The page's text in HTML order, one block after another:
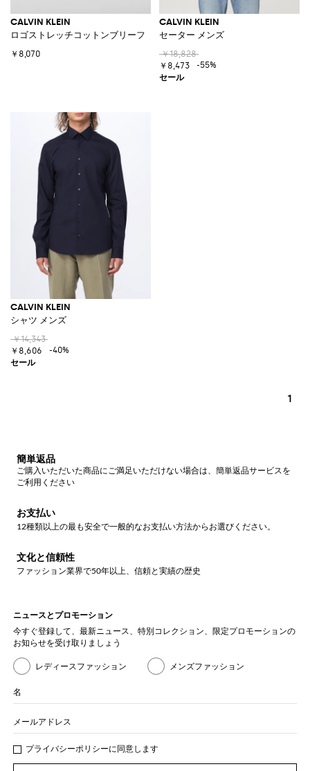
CALVIN KLEIN
ロゴストレッチコットンブリーフ
￥8,070
CALVIN KLEIN
セーター メンズ
￥18,828
￥8,473
-55%
CALVIN KLEIN
シャツ メンズ
￥14,343
￥8,606
-40%
1
簡単返品
ご購入いただいた商品にご満足いただけない場合は、簡単返品サービスを
ご利用ください
お支払い
12種類以上の最も安全で一般的なお支払い方法からお選びください。
文化と信頼性
ファッション業界で50年以上、信頼と実績の歴史
ニュースとプロモーション
今すぐ登録して、最新ニュース、特別コレクション、限定プロモーションの
お知らせを受け取りましょう
レディースファッション メンズファッション
名
メールアドレス
プライバシーポリシーに同意します